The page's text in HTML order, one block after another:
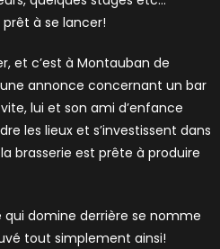
prêt à se lancer!
et c’est à Montauban de
annonce concernant un bar
lui et son ami d’enfance
les lieux et s’investissent dans
brasserie est prête à produire
domine derrière se nomme
tout simplement ainsi!